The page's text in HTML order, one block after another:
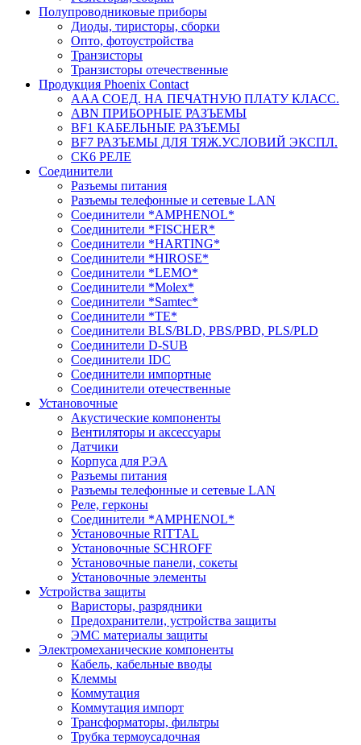
Полупроводниковые приборы
Диоды, тиристоры, сборки
Опто, фотоустройства
Транзисторы
Транзисторы отечественные
Продукция Phoenix Contact
AAA СОЕД. НА ПЕЧАТНУЮ ПЛАТУ КЛАСС.
ABN ПРИБОРНЫЕ РАЗЪЕМЫ
BF1 КАБЕЛЬНЫЕ РАЗЪЕМЫ
BF7 РАЗЪЕМЫ ДЛЯ ТЯЖ.УСЛОВИЙ ЭКСПЛ.
CK6 РЕЛЕ
Соединители
Разъемы питания
Разъемы телефонные и сетевые LAN
Соединители *AMPHENOL*
Соединители *FISCHER*
Соединители *HARTING*
Соединители *HIROSE*
Соединители *LEMO*
Соединители *Molex*
Соединители *Samtec*
Соединители *TE*
Соединители BLS/BLD, PBS/PBD, PLS/PLD
Соединители D-SUB
Соединители IDC
Соединители импортные
Соединители отечественные
Установочные
Акустические компоненты
Вентиляторы и аксессуары
Датчики
Корпуса для РЭА
Разъемы питания
Разъемы телефонные и сетевые LAN
Реле, герконы
Соединители *AMPHENOL*
Установочные RITTAL
Установочные SCHROFF
Установочные панели, сокеты
Установочные элементы
Устройства защиты
Варисторы, разрядники
Предохранители, устройства защиты
ЭМС материалы защиты
Электромеханические компоненты
Кабель, кабельные вводы
Клеммы
Коммутация
Коммутация импорт
Трансформаторы, фильтры
Трубка термоусадочная